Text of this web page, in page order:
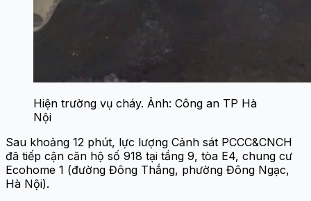
Hiện trường vụ cháy. Ảnh: Công an TP Hà
Nội
Sau khoảng 12 phút, lực lượng Cảnh sát PCCC&CNCH
đã tiếp cận căn hộ số 918 tại tầng 9, tòa E4, chung cư
Ecohome 1 (đường Đông Thắng, phường Đông Ngạc,
Hà Nội).